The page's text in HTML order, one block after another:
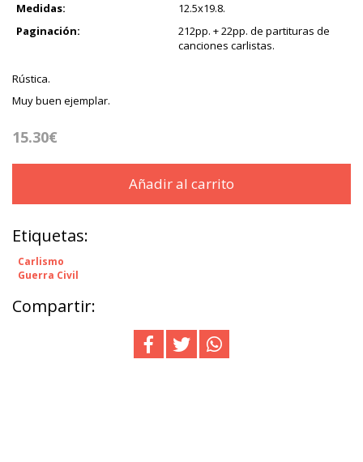
Medidas:
12.5x19.8.
Paginación:
212pp. + 22pp. de partituras de
canciones carlistas.
Rústica.
Muy buen ejemplar.
15.30€
Añadir al carrito
Etiquetas:
Carlismo
Guerra Civil
Compartir: